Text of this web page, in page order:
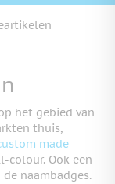
het gebied van
thuis,
made
colour. Ook een
naambadges.